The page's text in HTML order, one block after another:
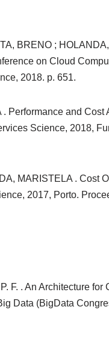
BRENO ;
on Cloud
2018. p. 651.
Performance and
Science, 2018,
MARISTELA . Cost
2017, Porto.
F. . An Architecture for
Data (BigData